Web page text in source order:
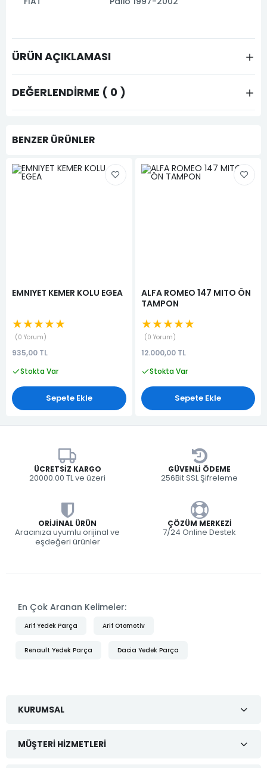
ÜRÜN AÇIKLAMASI
DEĞERLENDIRME ( 0 )
BENZER ÜRÜNLER
EMNIYET KEMER KOLU EGEA
★★★★★
0 Yorum
935,00 TL
Stokta Var
Sepete Ekle
ALFA ROMEO 147 MITO ÖN
TAMPON
★★★★★
0 Yorum
12.000,00 TL
Stokta Var
Sepete Ekle
ÜCRETSIZ KARGO
20000.00 TL ve üzeri
GÜVENLI ÖDEME
256Bit SSL Şifreleme
ORIJINAL ÜRÜN
Aracınıza uyumlu orijinal ve
eşdeğeri ürünler
ÇÖZÜM MERKEZI
7/24 Online Destek
En Çok Aranan Kelimeler:
Arif Yedek Parça Arif Otomotiv
Renault Yedek Parça Dacia Yedek Parça
KURUMSAL
MÜŞTERI HIZMETLERI